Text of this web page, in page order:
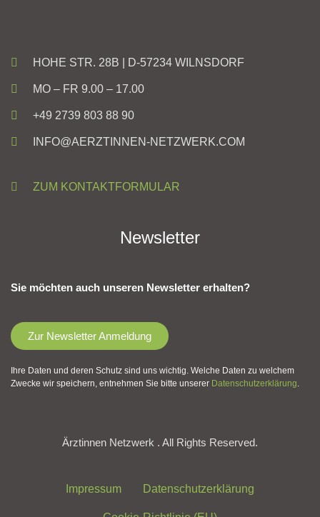
HOHE STR. 28B | D-57234 WILNSDORF
MO – FR 9.00 – 17.00
+49 2739 803 88 90
INFO@AERZTINNEN-NETZWERK.COM
ZUM KONTAKTFORMULAR
Newsletter
Sie möchten auch unseren Newsletter erhalten?
Zur Newsletter Anmeldung
Ihre Daten und deren Schutz sind uns wichtig. Welche Daten zu welchem
Zwecke wir speichern, entnehmen Sie bitte unserer Datenschutzerklärung.
Ärztinnen Netzwerk . All Rights Reserved.
Impressum Datenschutzerklärung